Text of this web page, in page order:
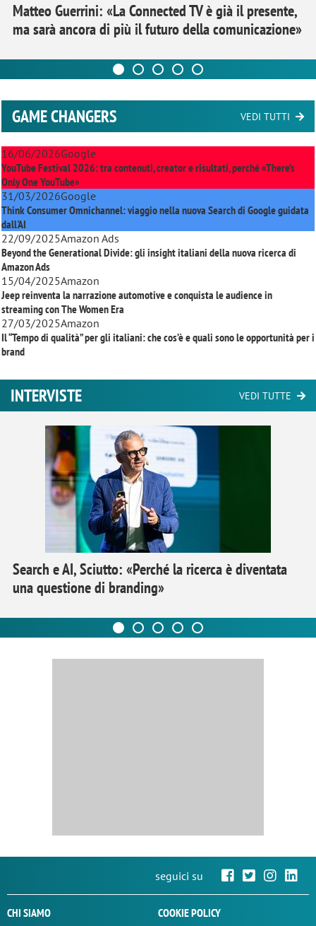
Matteo Guerrini: «La Connected TV è già il presente,
ma sarà ancora di più il futuro della comunicazione»
GAME CHANGERS VEDI TUTTI
16/06/2026Google
YouTube Festival 2026: tra contenuti, creator e risultati, perché «There’s
Only One YouTube»
31/03/2026Google
Think Consumer Omnichannel: viaggio nella nuova Search di Google guidata
dall'AI
22/09/2025Amazon Ads
Beyond the Generational Divide: gli insight italiani della nuova ricerca di
Amazon Ads
15/04/2025Amazon
Jeep reinventa la narrazione automotive e conquista le audience in
streaming conThe Women Era
27/03/2025Amazon
Il “Tempo di qualità” per gli italiani: che cos’è e quali sono le opportunità per i
brand
INTERVISTE VEDI TUTTE
Search e AI, Sciutto: «Perché la ricerca è diventata
una questione di branding»
seguici su
CHI SIAMO COOKIE POLICY